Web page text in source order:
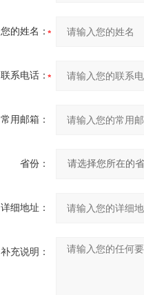
您的姓名：
联系电话：
常用邮箱：
省份：
详细地址：
补充说明：